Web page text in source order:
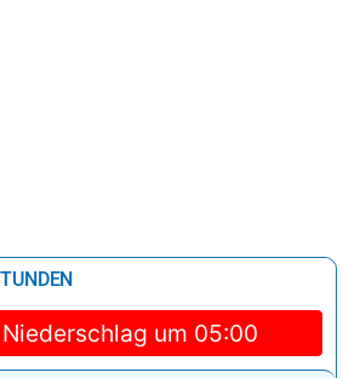
Niederschlag um 05:00